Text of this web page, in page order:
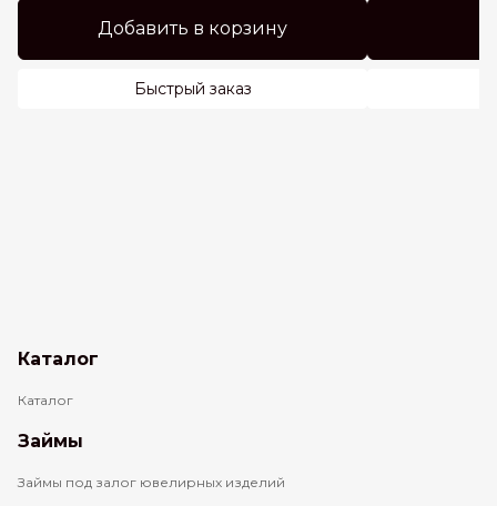
Добавить в корзину
Быстрый заказ
Каталог
Каталог
Займы
Займы под залог ювелирных изделий